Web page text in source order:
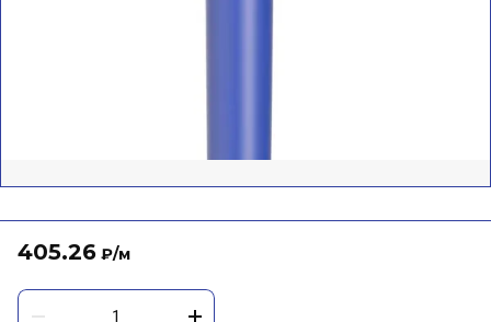
405.26 ₽/м